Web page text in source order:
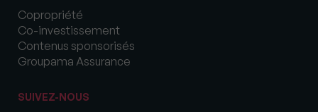
Copropriété
Co-investissement
Contenus sponsorisés
Groupama Assurance
SUIVEZ-NOUS